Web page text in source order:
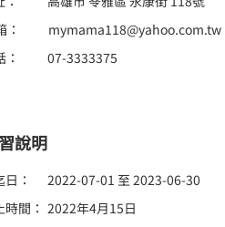
：
mymama118@yahoo.com.tw
07-3333375
說明
：
2022-07-01 至 2023-06-30
間： 2022年4月15日